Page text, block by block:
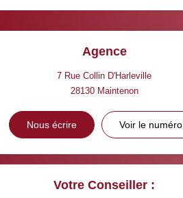
Agence
7 Rue Collin D'Harleville
28130 Maintenon
Nous écrire Voir le numéro
Votre Conseiller :